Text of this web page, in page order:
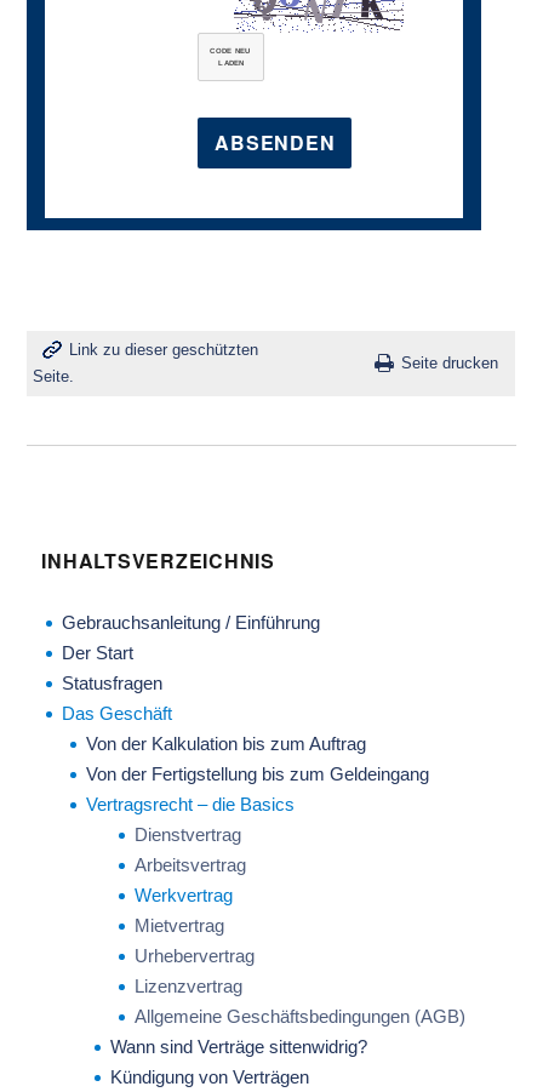
CODE NEU
LADEN
Link zu dieser geschützten
Seite.
Seite drucken
INHALTSVERZEICHNIS
Gebrauchsanleitung / Einführung
Der Start
Statusfragen
Das Geschäft
Von der Kalkulation bis zum Auftrag
Von der Fertigstellung bis zum Geldeingang
Vertragsrecht – die Basics
Dienstvertrag
Arbeitsvertrag
Werkvertrag
Mietvertrag
Urhebervertrag
Lizenzvertrag
Allgemeine Geschäftsbedingungen (AGB)
Wann sind Verträge sittenwidrig?
Kündigung von Verträgen